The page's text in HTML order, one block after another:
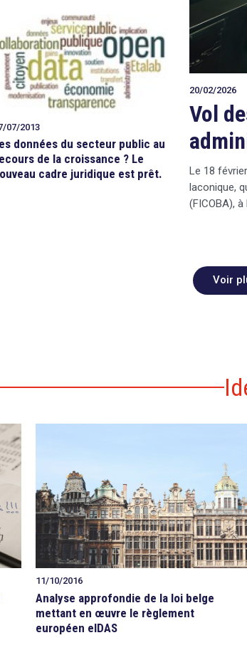
07/2013
données du secteur public au
de la croissance ? Le
cadre juridique est prêt.
20/02/2026
Vol
Le 18
laconique,
(FICOBA), à
Voir
11/10/2016
Analyse approfondie de la loi belge
mettant en œuvre le règlement
européen eIDAS